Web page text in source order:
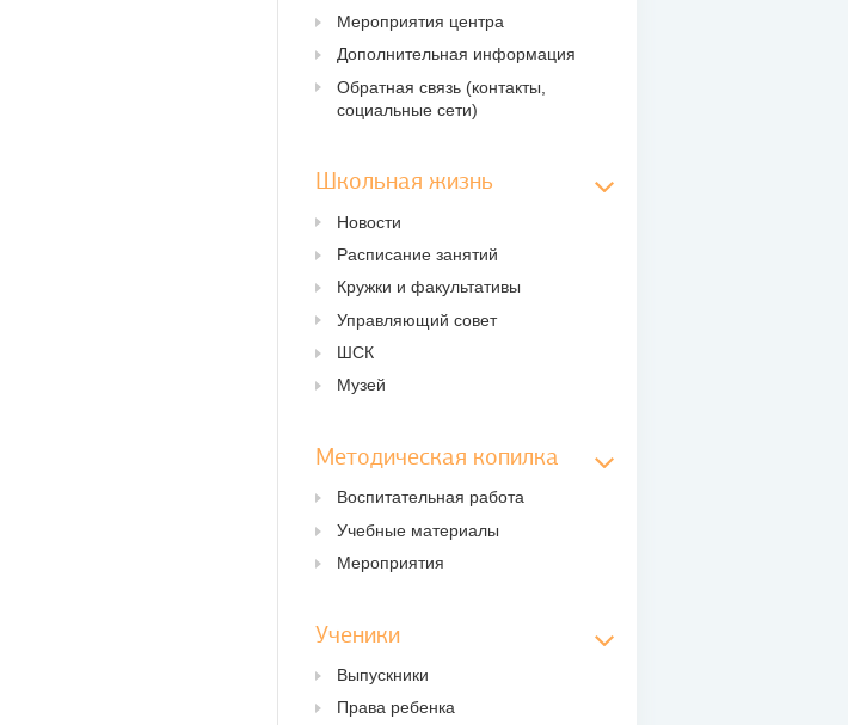
Мероприятия центра
Дополнительная информация
Обратная связь (контакты,
социальные сети)
Школьная жизнь
Новости
Расписание занятий
Кружки и факультативы
Управляющий совет
ШСК
Музей
Методическая копилка
Воспитательная работа
Учебные материалы
Мероприятия
Ученики
Выпускники
Права ребенка